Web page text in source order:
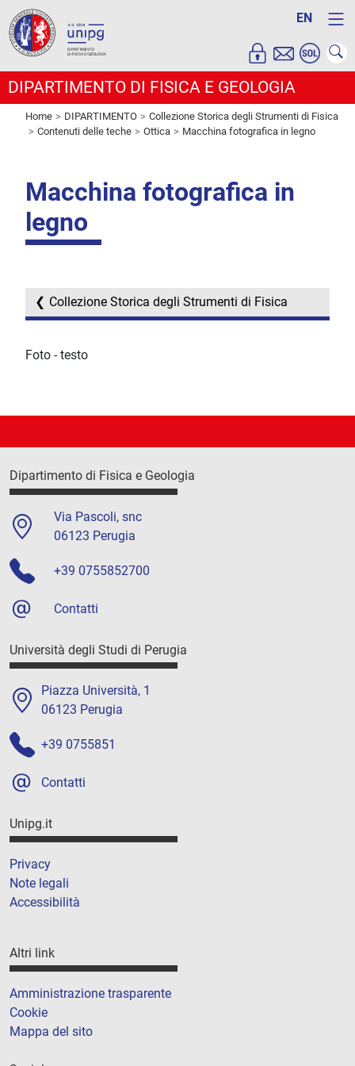
EN
DIPARTIMENTO DI FISICA E GEOLOGIA
Home DIPARTIMENTO
Collezione Storica degli Strumenti di Fisica
Contenuti delle teche
Ottica Macchina fotografica in legno
Macchina fotografica in
legno
Collezione Storica degli Strumenti di Fisica
Foto - testo
Dipartimento di Fisica e Geologia
Via Pascoli, snc
06123 Perugia
+39 0755852700
Contatti
Università degli Studi di Perugia
Piazza Università, 1
06123 Perugia
+39 0755851
Contatti
Unipg.it
Privacy
Note legali
Accessibilità
Altri link
Amministrazione trasparente
Cookie
Mappa del sito